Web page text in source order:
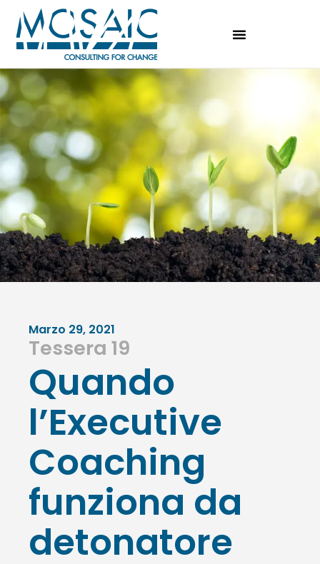
Marzo 29, 2021
Tessera 19
Quando
l’Executive
Coaching
funziona da
detonatore